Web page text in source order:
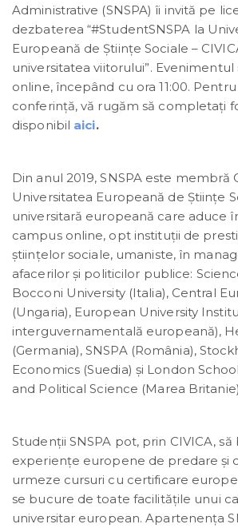
Administrative (SNSPA) îi invită pe
dezbaterea “#StudentSNSPA la
Europeană de Științe Sociale –
universitatea viitorului”. Evenimentul
online, începând cu ora 11:00.
conferință, vă rugăm să completați
disponibil aici.
Din anul 2019, SNSPA este membră
Universitatea Europeană de Științe
universitară europeană care aduce
campus online, opt instituții de
științelor sociale, umaniste, în
afacerilor și politicilor publice:
Bocconi University (Italia), Central
(Ungaria), European University
interguvernamentală europeană),
(Germania), SNSPA (România),
Economics (Suedia) și London
and Political Science (Marea
Studenții SNSPA pot, prin CIVICA,
experiențe europene de predare și
urmeze cursuri cu certificare
se bucure de toate facilitățile unui
universitar european. Apartenența